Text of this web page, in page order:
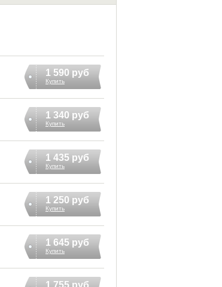
1 590 руб
Купить
1 340 руб
Купить
1 435 руб
Купить
1 250 руб
Купить
1 645 руб
Купить
1 755 руб